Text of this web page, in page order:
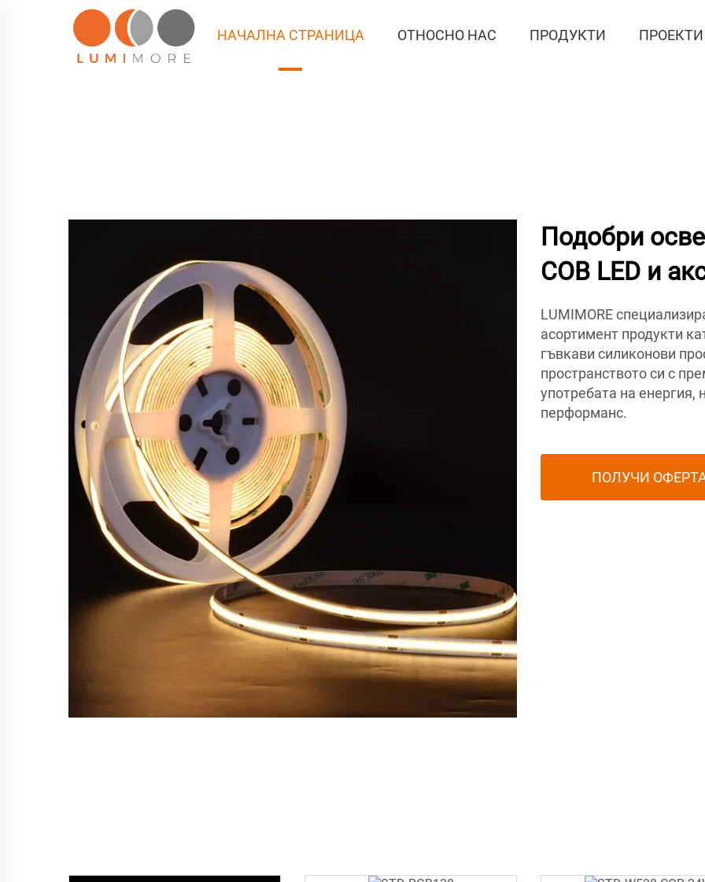
НАЧАЛНА СТРАНИЦА ОТНОСНО НАС ПРОДУКТИ ПРОЕКТИ
Подобри
COB LED и
LUMIMORE
асортимент продукти
гъвкави силиконови
пространството си с
употребата на енергия,
перформанс.
ПОЛУЧИ